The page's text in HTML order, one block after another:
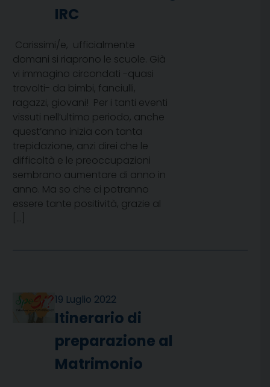
IRC
Carissimi/e, ufficialmente
domani si riaprono le scuole. Già
vi immagino circondati -quasi
travolti- da bimbi, fanciulli,
ragazzi, giovani! Per i tanti eventi
vissuti nell’ultimo periodo, anche
quest’anno inizia con tanta
trepidazione, anzi direi che le
difficoltà e le preoccupazioni
sembrano aumentare di anno in
anno. Ma so che ci potranno
essere tante positività, grazie al
[…]
19 Luglio 2022
Itinerario di
preparazione al
Matrimonio